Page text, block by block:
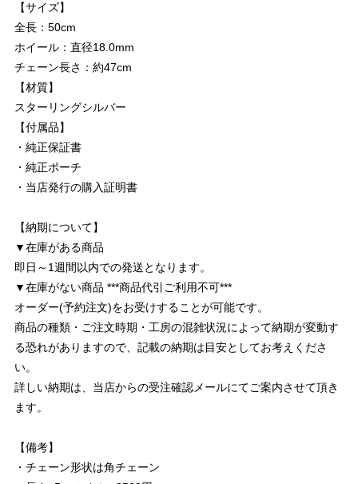
【サイズ】
全長：50cm
ホイール：直径18.0mm
チェーン長さ：約47cm
【材質】
スターリングシルバー
【付属品】
・純正保証書
・純正ポーチ
・当店発行の購入証明書
【納期について】
▼在庫がある商品
即日～1週間以内での発送となります。
▼在庫がない商品 ***商品代引ご利用不可***
オーダー(予約注文)をお受けすることが可能です。
商品の種類・ご注文時期・工房の混雑状況によって納期が変動す
る恐れがありますので、記載の納期は目安としてお考えくださ
い。
詳しい納期は、当店からの受注確認メールにてご案内させて頂き
ます。
【備考】
・チェーン形状は角チェーン